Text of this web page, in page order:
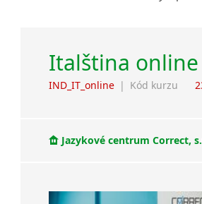
Italština online
IND_IT_online | Kód kurzu
Jazykové centrum Correct,